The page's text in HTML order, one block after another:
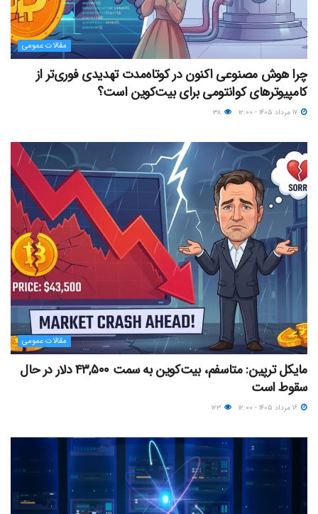
مقالات عمومی
چرا هوش مصنوعی اکنون در کوتاه‌مدت تهدیدی فوری‌تر از
کامپیوترهای کوانتومی برای بیت‌کوین است؟
مقالات عمومی
مایکل ترپین: متاسفم، بیت‌کوین به سمت ۴۳,۵۰۰ دلار در حال
سقوط است